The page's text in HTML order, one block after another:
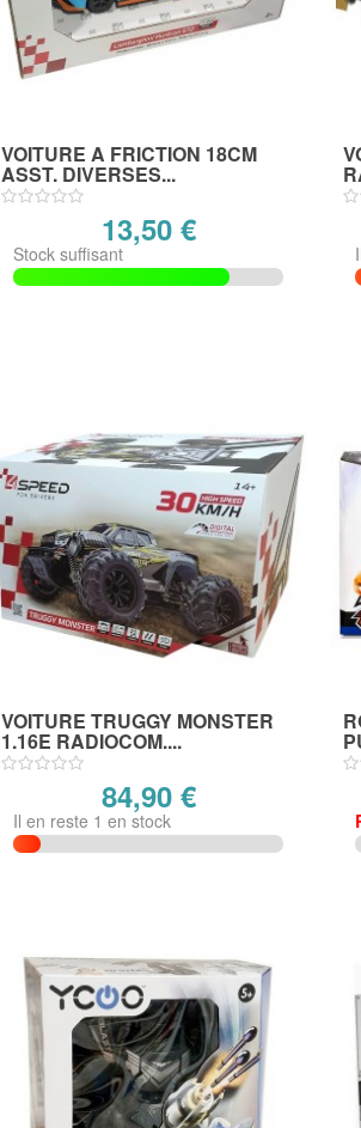
VOITURE A FRICTION 18CM
ASST. DIVERSES...
13,50 €
Stock suffisant
VOITURE TRUGGY MONSTER
1.16E RADIOCOM....
84,90 €
Il en reste 1 en stock